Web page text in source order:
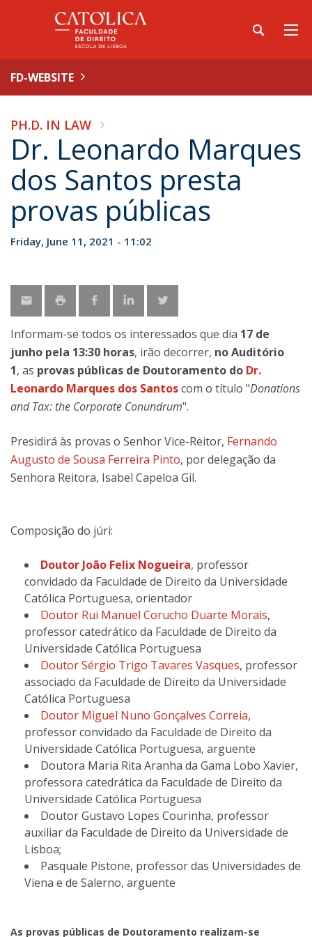
FD-WEBSITE
PH.D. IN LAW
Dr. Leonardo Marques
dos Santos presta
provas públicas
Friday, June 11, 2021 - 11:02
Informam-se todos os interessados que dia 17 de
junho pela 13:30 horas, irão decorrer, no Auditório
1, as provas públicas de Doutoramento do Dr.
Leonardo Marques dos Santoscom o título "Donations
and Tax: the Corporate Conundrum".
Presidirá às provas o Senhor Vice-Reitor, Fernando
Augusto de Sousa Ferreira Pinto, por delegação da
Senhora Reitora, Isabel Capeloa Gil.
Composição do júri:
Doutor João Felix Nogueira, professor
convidado da Faculdade de Direito da Universidade
Católica Portuguesa, orientador
Doutor Rui Manuel Corucho Duarte Morais,
professor catedrático da Faculdade de Direito da
Universidade Católica Portuguesa
Doutor Sérgio Trigo Tavares Vasques, professor
associado da Faculdade de Direito da Universidade
Católica Portuguesa
Doutor Miguel Nuno Gonçalves Correia,
professor convidado da Faculdade de Direito da
Universidade Católica Portuguesa, arguente
Doutora Maria Rita Aranha da Gama Lobo Xavier,
professora catedrática da Faculdade de Direito da
Universidade Católica Portuguesa
Doutor Gustavo Lopes Courinha, professor
auxiliar da Faculdade de Direito da Universidade de
Lisboa;
Pasquale Pistone, professor das Universidades de
Viena e de Salerno, arguente
As provas públicas de Doutoramento realizam-se